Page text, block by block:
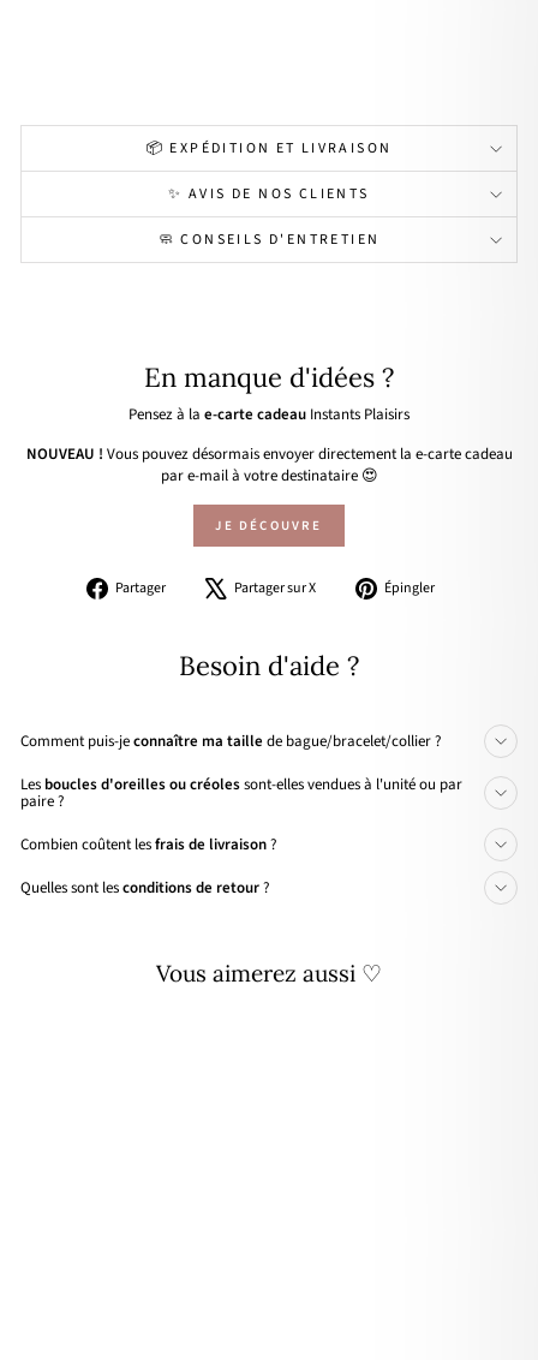
📦 EXPÉDITION ET LIVRAISON
✨ AVIS DE NOS CLIENTS
🧼 CONSEILS D'ENTRETIEN
En manque d'idées ?
Pensez à la e-carte cadeau Instants Plaisirs
NOUVEAU ! Vous pouvez désormais envoyer directement la e-carte cadeau
par e-mail à votre destinataire 😍
JE DÉCOUVRE
Partager
PartagerPartager sur X
Tweeter Épingler
Besoin d'aide ?
Comment puis-jeconnaître ma taille de bague/bracelet/collier ?
Les boucles d'oreilles ou créolessont-elles vendues à l'unité ou par
paire ?
Combien coûtent lesfrais de livraison?
Quelles sont lesconditions de retour?
Vous aimerez aussi ♡